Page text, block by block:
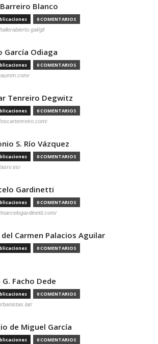
Blanco
0 COMENTARIOS
gl/
García Odiaga
0 COMENTARIOS
Tenreiro Degwitz
0 COMENTARIOS
S. Río Vázquez
0 COMENTARIOS
Gardinetti
0 COMENTARIOS
del Carmen Palacios Aguilar
0 COMENTARIOS
Facho Dede
0 COMENTARIOS
de Miguel García
0 COMENTARIOS